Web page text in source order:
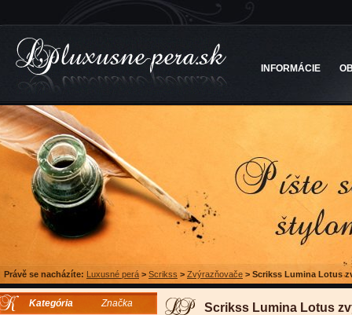
INFORMÁCIE
Právě se nacházíte: Luxusné perá > Scrikss > Zvýrazňovače > Scrikss Lumina Lotus
Kategória Značka Scrikss Lumina Lotus